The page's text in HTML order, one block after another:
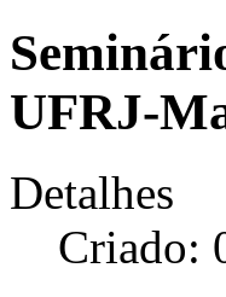
UFRJ-
Detalhes
Criado: